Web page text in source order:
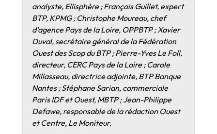
analyste, Ellisphère ; François Guillet, expert
BTP, KPMG ; Christophe Moureau, chef
d’agence Pays de la Loire, OPPBTP ; Xavier
Duval, secrétaire général de la Fédération
Ouest des Scop du BTP ; Pierre-Yves Le Foll,
directeur, CERC Pays de la Loire ; Carole
Millasseau, directrice adjointe, BTP Banque
Nantes ; Stéphane Sarian, commerciale
Paris IDF et Ouest, MBTP ; Jean-Philippe
Defawe, responsable de la rédaction Ouest
et Centre, Le Moniteur.